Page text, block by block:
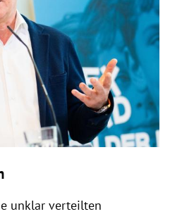
unklar verteilten